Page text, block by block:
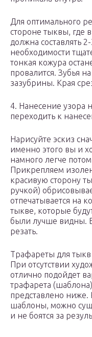
Для оптимального
стороне тыквы, где
должна составлять
необходимости
тонкая кожура
провалится. Зубья
зазубрины. Края
4. Нанесение узора
переходить к
Нарисуйте эскиз
именно этого вы и
намного легче
Прикрепляем
красивую сторону
ручкой)
отпечатывается на
тыкве, которые
были лучше видны. В
резать.
Трафареты для тыкв
При отсутствии
отлично подойдет
трафарета
представлено ниже.
шаблоны, можно
и не боятся за